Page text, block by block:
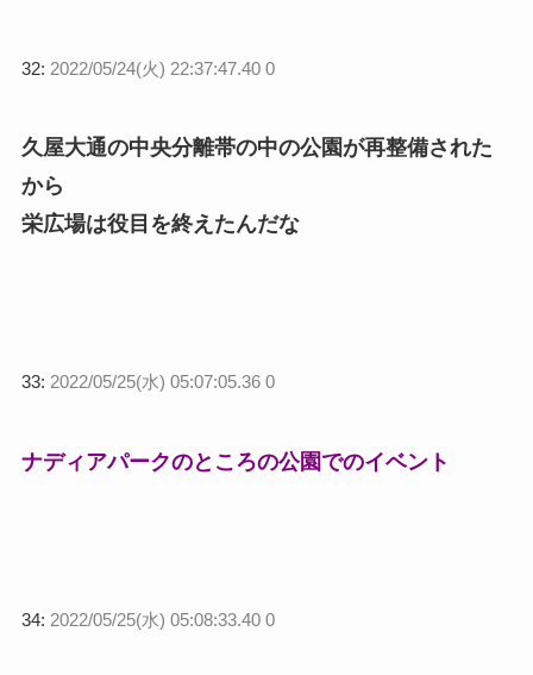
32: 2022/05/24(火) 22:37:47.40 0
久屋大通の中央分離帯の中の公園が再整備された
から
栄広場は役目を終えたんだな
33: 2022/05/25(水) 05:07:05.36 0
ナディアパークのところの公園でのイベント
34: 2022/05/25(水) 05:08:33.40 0